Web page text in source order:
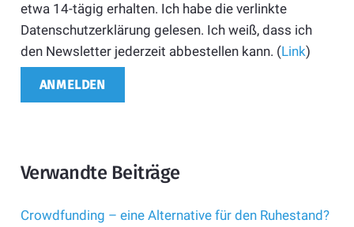
etwa 14-tägig erhalten. Ich habe die verlinkte
Datenschutzerklärung gelesen. Ich weiß, dass ich
den Newsletter jederzeit abbestellen kann. (Link)
Verwandte Beiträge
Crowdfunding – eine Alternative für den Ruhestand?